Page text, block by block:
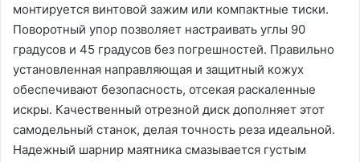
монтируется винтовой зажим или компактные тиски.
Поворотный упор позволяет настраивать углы 90
градусов и 45 градусов без погрешностей. Правильно
установленная направляющая и защитный кожух
обеспечивают безопасность, отсекая раскаленные
искры. Качественный отрезной диск дополняет этот
самодельный станок, делая точность реза идеальной.
Надежный шарнир маятника смазывается густым